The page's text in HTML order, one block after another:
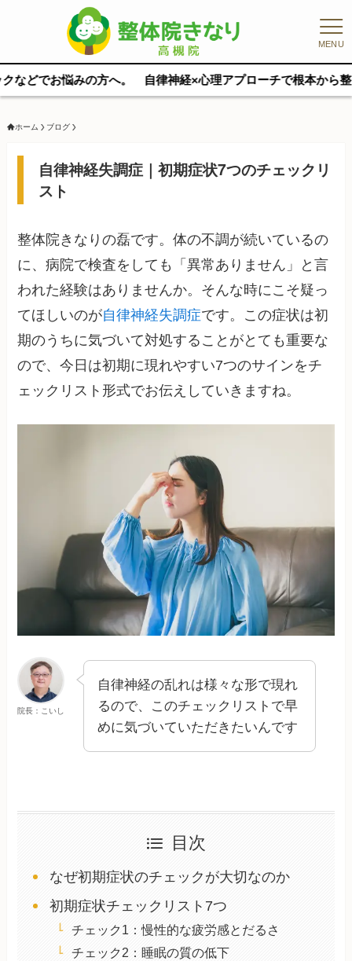
MENU
みの方へ。 自律神経×心理アプローチで根本から整えます。
ホーム ブログ
自律神経失調症｜初期症状7つのチェックリ
スト
整体院きなりの磊です。体の不調が続いているの
に、病院で検査をしても「異常ありません」と言
われた経験はありませんか。そんな時にこそ疑っ
てほしいのが自律神経失調症です。この症状は初
期のうちに気づいて対処することがとても重要な
ので、今日は初期に現れやすい7つのサインをチ
ェックリスト形式でお伝えしていきますね。
院長：こいし
自律神経の乱れは様々な形で現れ
るので、このチェックリストで早
めに気づいていただきたいんです
目次
なぜ初期症状のチェックが大切なのか
初期症状チェックリスト7つ
チェック1：慢性的な疲労感とだるさ
チェック2：睡眠の質の低下